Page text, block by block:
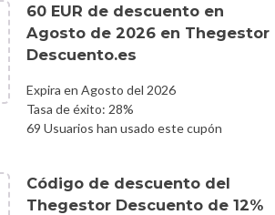
60 EUR de descuento en
Agosto de 2026 en Thegestor
Descuento.es
Expira en Agosto del 2026
Tasa de éxito: 28%
69 Usuarios han usado este cupón
Código de descuento del
Thegestor Descuento de 12%